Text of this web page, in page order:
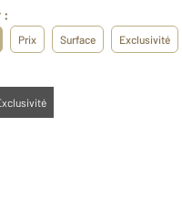
:
Prix Surface Exclusivité